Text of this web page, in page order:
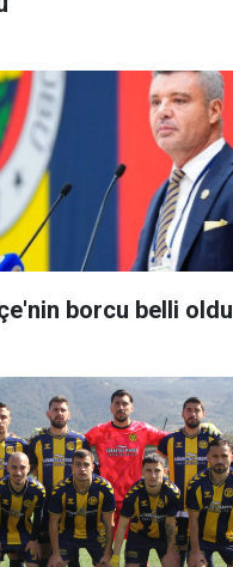
borcu belli oldu